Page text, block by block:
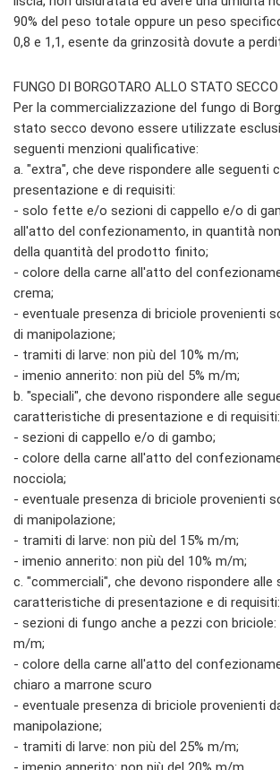
90% del peso totale oppure un peso
0,8 e 1,1, esente da grinzosità dovute a
FUNGO DI BORGOTARO ALLO STATO SECCO
Per la commercializzazione del fungo di
stato secco devono essere utilizzate
seguenti menzioni qualificative:
a. "extra", che deve rispondere alle seguenti
presentazione e di requisiti:
- solo fette e/o sezioni di cappello e/o di
all'atto del confezionamento, in quantità
della quantità del prodotto finito;
- colore della carne all'atto del
crema;
- eventuale presenza di briciole provenienti
di manipolazione;
- tramiti di larve: non più del 10% m/m;
- imenio annerito: non più del 5% m/m;
b. "speciali", che devono rispondere alle
caratteristiche di presentazione e di requisiti:
- sezioni di cappello e/o di gambo;
- colore della carne all'atto del
nocciola;
- eventuale presenza di briciole provenienti
di manipolazione;
- tramiti di larve: non più del 15% m/m;
- imenio annerito: non più del 10% m/m;
c. "commerciali", che devono rispondere alle
caratteristiche di presentazione e di requisiti:
- sezioni di fungo anche a pezzi con briciole:
m/m;
- colore della carne all'atto del
chiaro a marrone scuro
- eventuale presenza di briciole provenienti
manipolazione;
- tramiti di larve: non più del 25% m/m;